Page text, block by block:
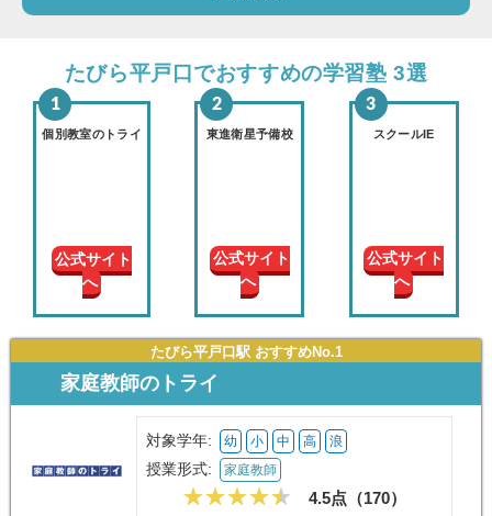
地域・駅 たびら平戸口駅
路線・駅 選択されていません
学年
授業形
式
この条件で絞り込む
たびら平戸口でおすすめの学習塾 3選
個別教室のトライ
公式サイトへ
東進衛星予備校
公式サイトへ
スクールIE
公式サイトへ
家庭教師のトライ
対象学年: 幼 小 中 高 浪
授業形式: 家庭教師